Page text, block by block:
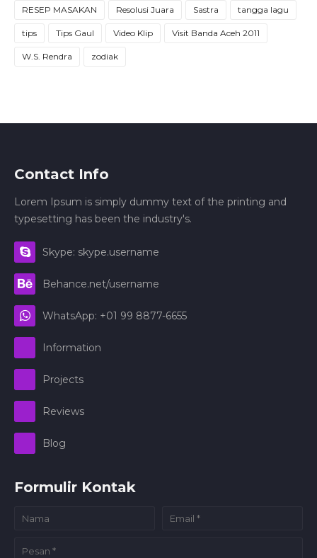
RESEP MASAKAN Resolusi Juara Sastra tangga lagu
tips Tips Gaul Video Klip Visit Banda Aceh 2011
W.S. Rendra zodiak
Contact Info
Lorem Ipsum is simply dummy text of the printing and
typesetting has been the industry's.
Skype: skype.username
Behance.net/username
WhatsApp: +01 99 8877-6655
Information
Projects
Reviews
Blog
Formulir Kontak